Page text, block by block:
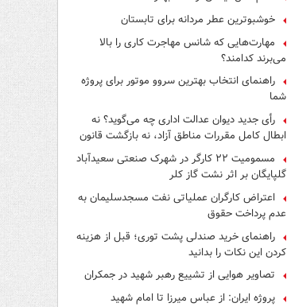
خوشبوترین عطر مردانه برای تابستان
مهارت‌هایی که شانس مهاجرت کاری را بالا
می‌برند کدامند؟
راهنمای انتخاب بهترین سروو موتور برای پروژه
شما
رأی جدید دیوان عدالت اداری چه می‌گوید؟ نه
ابطال کامل مقررات مناطق آزاد، نه بازگشت قانون
مسمومیت ۲۲ کارگر در شهرک صنعتی سعیدآباد
گلپایگان بر اثر نشت گاز کلر
اعتراض کارگران عملیاتی نفت مسجدسلیمان به
عدم پرداخت حقوق
راهنمای خرید صندلی پشت توری؛ قبل از هزینه
کردن این نکات را بدانید
تصاویر هوایی از تشییع رهبر شهید در جمکران
پروژه ایران: از عباس میرزا تا امام شهید